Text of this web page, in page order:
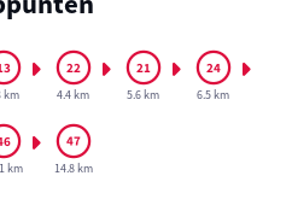
km 4.4 km 5.6 km 6.5 km
km 14.8 km